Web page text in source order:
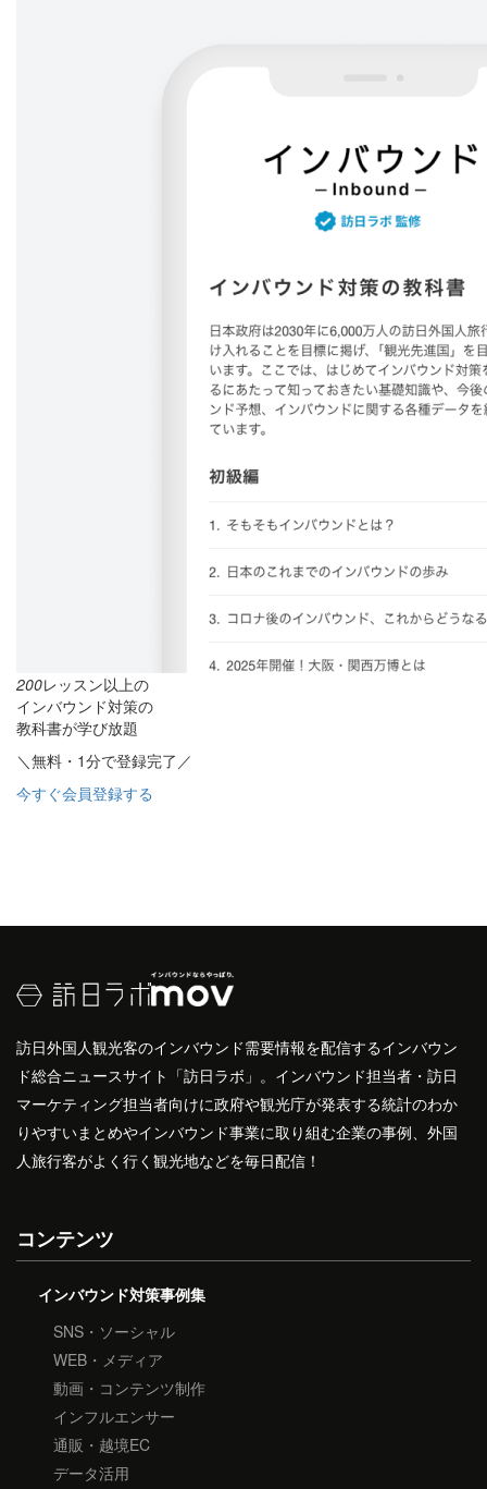
200レッスン以上の
インバウンド対策の
教科書が学び放題
＼無料・1分で登録完了／
今すぐ会員登録する
訪日外国人観光客のインバウンド需要情報を配信するインバウン
ド総合ニュースサイト「訪日ラボ」。インバウンド担当者・訪日
マーケティング担当者向けに政府や観光庁が発表する統計のわか
りやすいまとめやインバウンド事業に取り組む企業の事例、外国
人旅行客がよく行く観光地などを毎日配信！
コンテンツ
インバウンド対策事例集
SNS・ソーシャル
WEB・メディア
動画・コンテンツ制作
インフルエンサー
通販・越境EC
データ活用